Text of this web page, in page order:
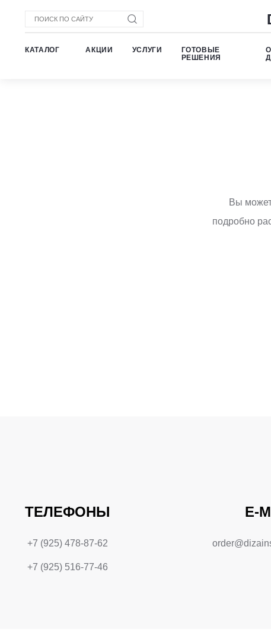
КАТАЛОГ АКЦИИ УСЛУГИ
ГОТОВЫЕ
РЕШЕНИЯ
Вы
подробно
ТЕЛЕФОНЫ
+7 (925) 478-87-62
+7 (925) 516-77-46
E-